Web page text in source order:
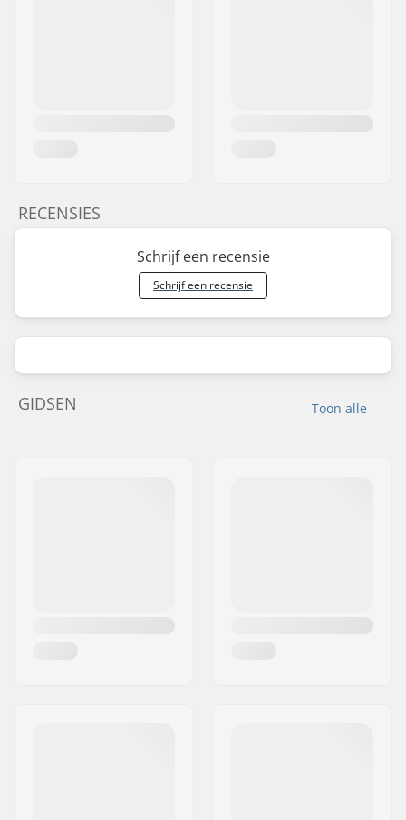
RECENSIES
Schrijf een recensie
Schrijf een recensie
Toon alle
GIDSEN